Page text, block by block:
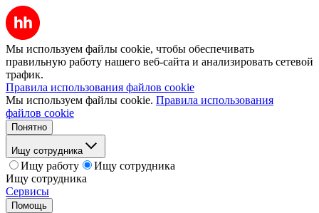
Мы используем файлы cookie, чтобы обеспечивать
правильную работу нашего веб-сайта и анализировать сетевой
трафик.
Правила использования файлов cookie
Мы используем файлы cookie. Правила использования
файлов cookie
Понятно
Ищу сотрудника
Ищу работу
Ищу сотрудника
Ищу сотрудника
Сервисы
Помощь